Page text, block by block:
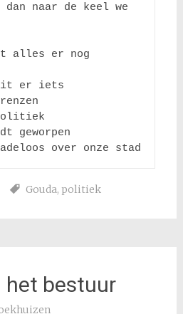
naar de keel we
alles er nog
er iets
geworpen
Gouda, politiek
het bestuur